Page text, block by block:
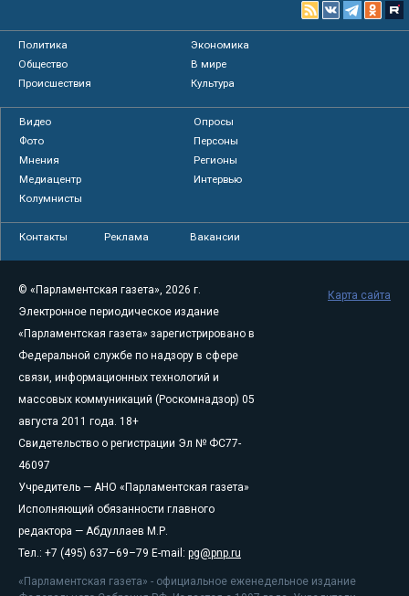
Политика
Экономика
Общество
В мире
Происшествия
Культура
Видео
Опросы
Фото
Персоны
Мнения
Регионы
Медиацентр
Интервью
Колумнисты
Контакты Реклама Вакансии
© «Парламентская газета», 2026 г.
Электронное периодическое издание
«Парламентская газета» зарегистрировано в
Федеральной службе по надзору в сфере
связи, информационных технологий и
массовых коммуникаций (Роскомнадзор) 05
августа 2011 года. 18+
Свидетельство о регистрации Эл № ФС77-
46097
Учредитель — АНО «Парламентская газета»
Исполняющий обязанности главного
редактора — Абдуллаев М.Р.
Тел.: +7 (495) 637–69–79 E-mail: pg@pnp.ru
«Парламентская газета» - официальное еженедельное издание
Карта сайта